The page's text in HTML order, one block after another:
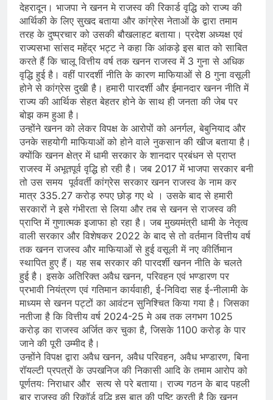
देहरादून। भाजपा ने खनन मे राजस्व की रिकार्ड वृद्धि को राज्य की
आर्थिकी के लिए सुखद बताया और कांग्रेस नेताओं के द्वारा तमाम
तरह के दुष्प्रचार को उसकी बौखलाहट बताया। प्रदेश अध्यक्ष एवं
राज्यसभा सांसद महेंद्र भट्ट ने कहा कि आंकड़े इस बात को साबित
करते हैं कि चालू वित्तीय वर्ष तक खनन राजस्व में 3 गुना से अधिक
वृद्धि हुई है। वहीं पारदर्शी नीति के कारण माफियाओं से 8 गुना वसूली
होने से कांग्रेस दुखी है। हमारी पारदर्शी और ईमानदार खनन नीति में
राज्य की आर्थिक सेहत बेहतर होने के साथ ही जनता की जेब पर
बोझ कम हुआ है।
उन्होंने खनन को लेकर विपक्ष के आरोपों को अनर्गल, बेबुनियाद और
उनके सहयोगी माफियाओं को होने वाले नुकसान की खीज बताया है।
क्योंकि खनन क्षेत्र में धामी सरकार के शानदार प्रबंधन से प्राप्त
राजस्व में अभूतपूर्व वृद्धि हो रही है। जब 2017 में भाजपा सरकार बनी
तो उस समय पूर्ववर्ती कांग्रेस सरकार खनन राजस्व के नाम कर
मात्र 335.27 करोड़ रुपए छोड़ गए थे । उसके बाद से हमारी
सरकारों ने इसे गंभीरता से लिया और तब से खनन से राजस्व की
प्राप्ति में गुणात्मक इजाफा हो रहा है। जब मुख्यमंत्री धामी के नेतृत्व
वाली सरकार और विशेषकर 2022 के बाद से तो वर्तमान वित्तीय वर्ष
तक खनन राजस्व और माफियाओं से हुई वसूली में नए कीर्तिमान
स्थापित हुए हैं। यह सब सरकार की पारदर्शी खनन नीति के चलते
हुई है। इसके अतिरिक्त अवैध खनन, परिवहन एवं भण्डारण पर
प्रभावी नियंत्रण एवं गतिमान कार्यवाही, ई-निविदा सह ई-नीलामी के
माध्यम से खनन पट्टों का आवंटन सुनिश्चित किया गया है। जिसका
नतीजा है कि वित्तीय वर्ष 2024-25 मे अब तक लगभग 1025
करोड़ का राजस्व अर्जित कर चुका है, जिसके 1100 करोड़ के पार
जाने की पूरी उम्मीद है।
उन्होंने विपक्ष द्वारा अवैध खनन, अवैध परिवहन, अवैध भण्डारण, बिना
रॉयल्टी प्रपत्रों के उपखनिज की निकासी आदि के तमाम आरोप को
पूर्णतयः निराधार और सत्य से परे बताया। राज्य गठन के बाद पहली
बार राजस्व की रिकॉर्ड वृद्धि इस बात की पुष्टि करती है कि खनन